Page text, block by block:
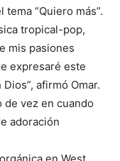
“Quiero más”.
tropical-pop,
mis pasiones
expresaré este
afirmó Omar.
vez en cuando
adoración